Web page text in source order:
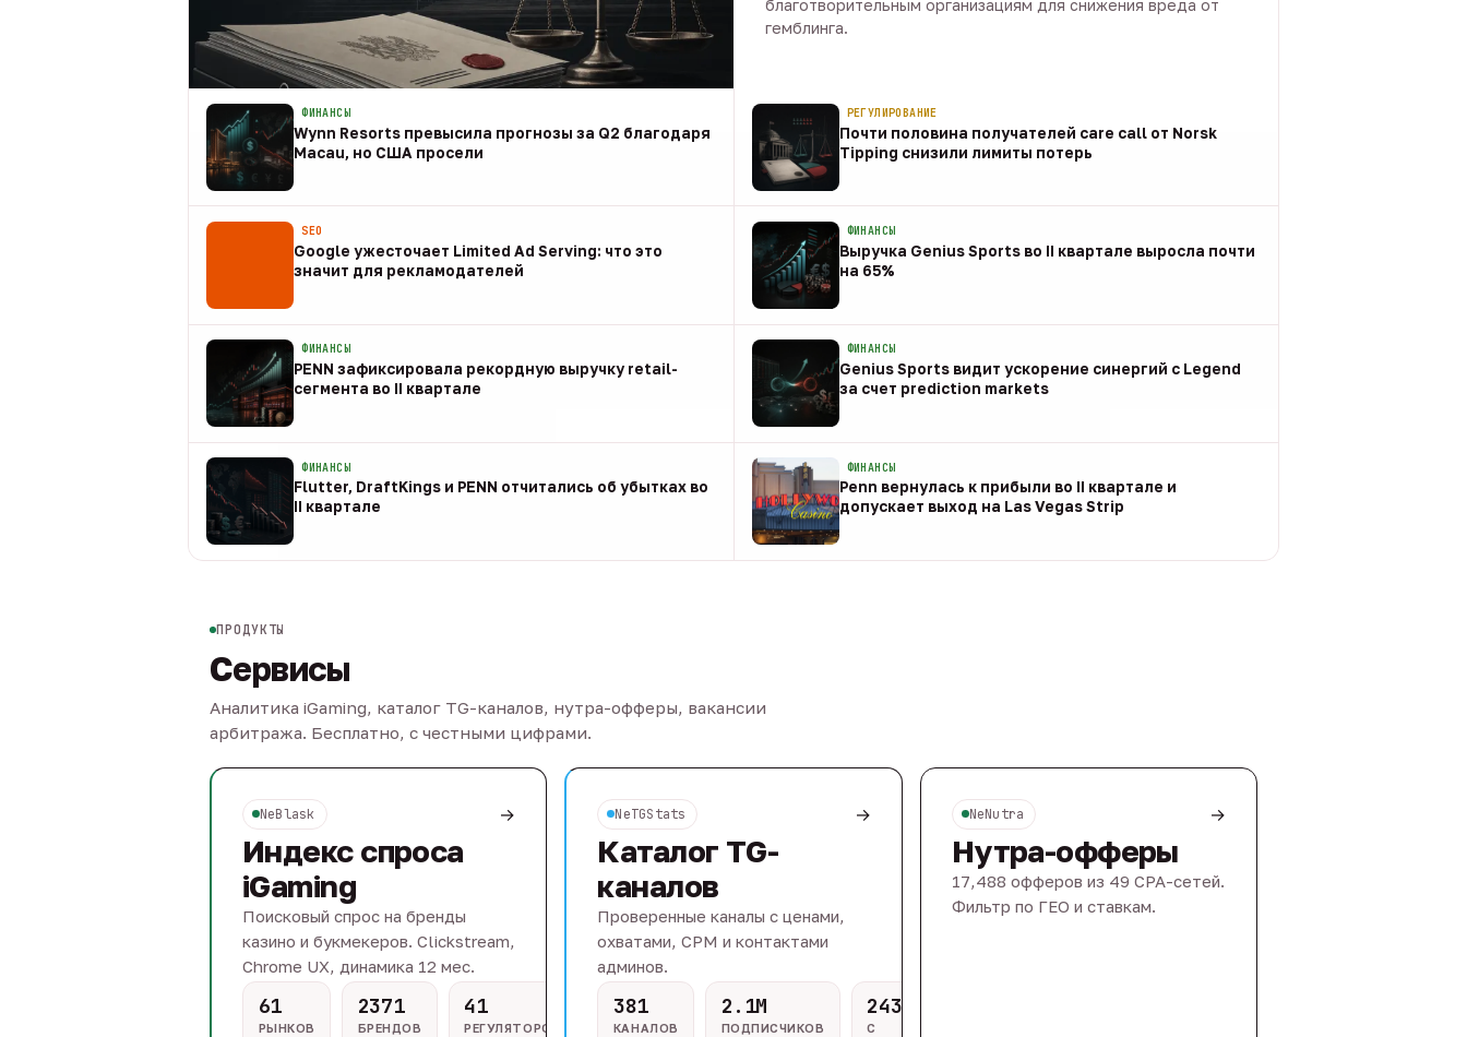
благотворительным организациям для снижения вреда от
гемблинга.
ФИНАНСЫ
Wynn Resorts превысила прогнозы за Q2 благодаря
Macau, но США просели
РЕГУЛИРОВАНИЕ
Почти половина получателей care call от Norsk
Tipping снизили лимиты потерь
08 авг
SEO
Google ужесточает Limited Ad Serving: что это
значит для рекламодателей
ФИНАНСЫ
Выручка Genius Sports во II квартале выросла почти
на 65%
08 авг
ФИНАНСЫ
PENN зафиксировала рекордную выручку retail-
сегмента во II квартале
ФИНАНСЫ
Genius Sports видит ускорение синергий с Legend
за счет prediction markets
08 авг
ФИНАНСЫ
Flutter, DraftKings и PENN отчитались об убытках во
II квартале
ФИНАНСЫ
Penn вернулась к прибыли во II квартале и
допускает выход на Las Vegas Strip
08 авг
ПРОДУКТЫ
Сервисы
Аналитика iGaming, каталог TG-каналов, нутра-офферы, вакансии
арбитража. Бесплатно, с честными цифрами.
NeBlask →
Индекс спроса
iGaming
Поисковый спрос на бренды
казино и букмекеров. Clickstream,
Chrome UX, динамика 12 мес.
61
РЫНКОВ
2371
БРЕНДОВ
41
РЕГУЛЯТОРОВ
NeTGStats →
Каталог TG-
каналов
Проверенные каналы с ценами,
охватами, CPM и контактами
админов.
381
КАНАЛОВ
2.1M
ПОДПИСЧИКОВ
243
С
NeNutra →
Нутра-офферы
17,488 офферов из 49 CPA-сетей.
Фильтр по ГЕО и ставкам.